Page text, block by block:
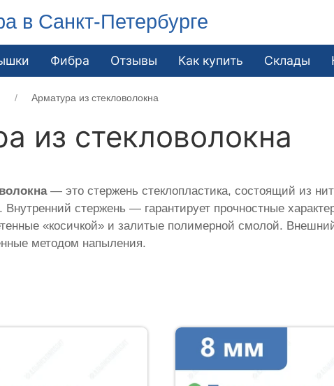
в Санкт-Петербурге
Фибра Отзывы Как купить Склады
Арматура из стекловолокна
из стекловолокна
— это стержень стеклопластика, состоящий из
Внутренний стержень — гарантирует прочностные
«косичкой» и залитые полимерной смолой.
методом напыления.